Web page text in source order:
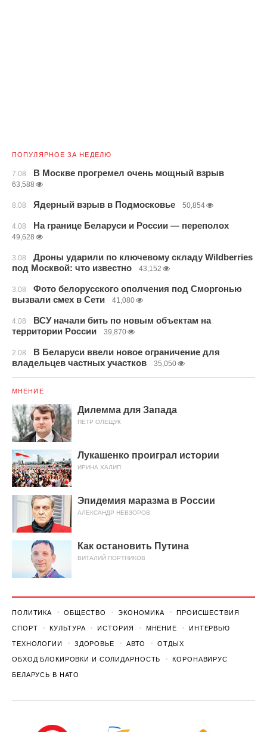
ПОПУЛЯРНОЕ ЗА НЕДЕЛЮ
7.08 В Москве прогремел очень мощный взрыв
63,588
8.08 Ядерный взрыв в Подмосковье 50,854
4.08 На границе Беларуси и России — переполох
49,628
3.08
Дроны ударили по ключевому складу Wildberries
под Москвой: что известно
43,152
3.08
Фото белорусского ополчения под Сморгонью
вызвали смех в Сети
41,080
4.08
ВСУ начали бить по новым объектам на
территории России
39,870
2.08
В Беларуси ввели новое ограничение для
владельцев частных участков
35,050
МНЕНИЕ
Дилемма для Запада
ПЕТР ОЛЕЩУК
Лукашенко проиграл истории
ИРИНА ХАЛИП
Эпидемия маразма в России
АЛЕКСАНДР НЕВЗОРОВ
Как остановить Путина
ВИТАЛИЙ ПОРТНИКОВ
ПОЛИТИКА ОБЩЕСТВО ЭКОНОМИКА ПРОИСШЕСТВИЯ
СПОРТ КУЛЬТУРА ИСТОРИЯ МНЕНИЕ ИНТЕРВЬЮ
ТЕХНОЛОГИИ ЗДОРОВЬЕ АВТО ОТДЫХ
ОБХОД БЛОКИРОВКИ И СОЛИДАРНОСТЬ КОРОНАВИРУС
БЕЛАРУСЬ В НАТО